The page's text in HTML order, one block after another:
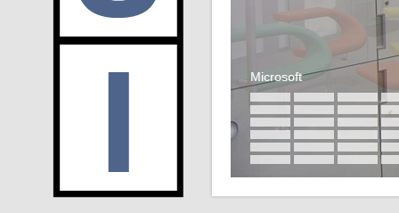
Microsoft
Microsoft